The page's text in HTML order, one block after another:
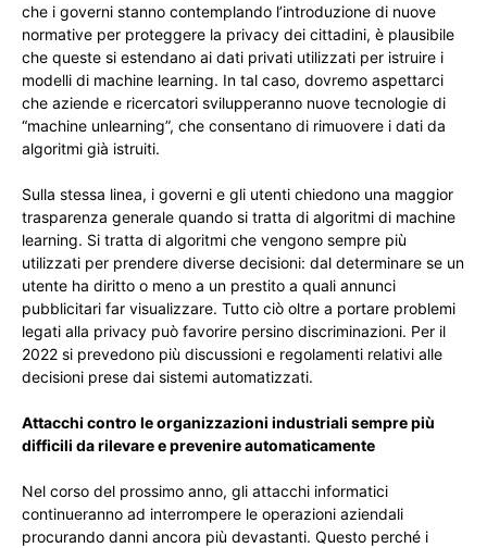
che i governi stanno contemplando l’introduzione di nuove
normative per proteggere la privacy dei cittadini, è plausibile
che queste si estendano ai dati privati ​​utilizzati per istruire i
modelli di machine learning. In tal caso, dovremo aspettarci
che aziende e ricercatori svilupperanno nuove tecnologie di
“machine unlearning”, che consentano di rimuovere i dati da
algoritmi già istruiti.
Sulla stessa linea, i governi e gli utenti chiedono una maggior
trasparenza generale quando si tratta di algoritmi di machine
learning. Si tratta di algoritmi che vengono sempre più
utilizzati per prendere diverse decisioni: dal determinare se un
utente ha diritto o meno a un prestito a quali annunci
pubblicitari far visualizzare. Tutto ciò oltre a portare problemi
legati alla privacy può favorire persino discriminazioni. Per il
2022 si prevedono più discussioni e regolamenti relativi alle
decisioni prese dai sistemi automatizzati.
Attacchi contro le organizzazioni industriali sempre più
difficili da rilevare e prevenire automaticamente
Nel corso del prossimo anno, gli attacchi informatici
continueranno ad interrompere le operazioni aziendali
procurando danni ancora più devastanti. Questo perché i